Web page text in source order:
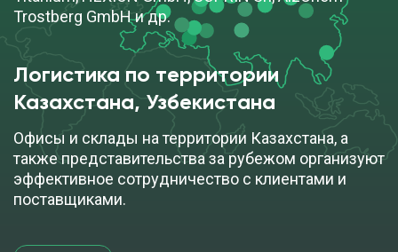
Trostberg GmbH и др.
Логистика по территории
Казахстана, Узбекистана
Офисы и склады на территории Казахстана, а
также представительства за рубежом организуют
эффективное сотрудничество с клиентами и
поставщиками.